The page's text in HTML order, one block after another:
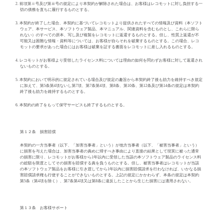
2. 前項第ⅱ号及び第ⅲ号の規定により本契約が解除された場合は、お客様はレコモットに対し負担する一
切の債務を直ちに履行するものとする。
3. 本契約が終了した場合、本契約に基づいてレコモットより提供されたすべての情報及び資料（本ソフト
ウェア、本サービス、本ソフトウェア製品、本マニュアル、関連資料を含むものとし、これらに限ら
れない）のすべての原本、写し及び複製をレコモットに返還するものとする。但し、性質上返還が不
可能又は困難な情報・資料等については、お客様が自らそれを破棄するものとする。この場合、レコ
モットの要求があった場合にはお客様は破棄を証する書面をレコモットに差し入れるものとする。
4. レコモットがお客様より受領したライセンス料については理由の如何を問わずお客様に対して返還され
ないものとする。
5. 本契約において明示的に規定されている場合及び規定の趣旨から本契約終了後も効力を維持すべき規定
に加えて、第5条第4項ないし第7項、第7条第4項、第8条、第10条、第12条及び第14条の規定は本契約
終了後も効力を維持するものとする。
6. 本契約の終了をもって保守サービスも終了するものとする。
第１２条 損害賠償
本契約の一方当事者（以下、「加害当事者」という）が他方当事者（以下、「被害当事者」という）
に損害を与えた場合は、加害当事者の責めに帰すべき事由により直接の結果として現実に被った通常
の損害に限り、レコモットがお客様から 1年以内に受領した当該の本ソフトウェア製品のライセンス料
の総額を限度としてその損害を賠償する責を負うものとする。但し、被害当事者はレコモットが当該
の本ソフトウェア製品をお客様に引き渡してから 1年以内に損害賠償請求を行わなければ、いかなる損
害賠償請求権も行使することができないものとする。上記の規定にかかわらず、本条の規定は本契約
第5条（第4項を除く）、第7条第4項又は第8条に違反したことから生じた損害には適用されない。
第１３条 お客様サポート